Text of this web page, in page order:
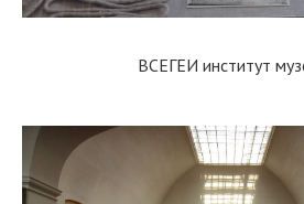
ВСЕГЕИ институт